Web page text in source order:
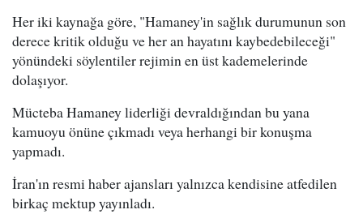
Her iki kaynağa göre, "Hamaney'in sağlık durumunun son
derece kritik olduğu ve her an hayatını kaybedebileceği"
yönündeki söylentiler rejimin en üst kademelerinde
dolaşıyor.
Mücteba Hamaney liderliği devraldığından bu yana
kamuoyu önüne çıkmadı veya herhangi bir konuşma
yapmadı.
İran'ın resmi haber ajansları yalnızca kendisine atfedilen
birkaç mektup yayınladı.